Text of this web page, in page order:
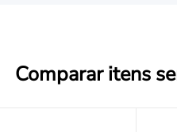
Comparar itens